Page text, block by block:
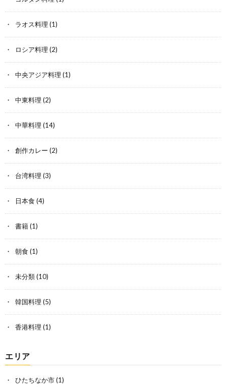
ラオス料理 (1)
ロシア料理 (2)
中央アジア料理 (1)
中東料理 (2)
中華料理 (14)
創作カレー (2)
台湾料理 (3)
日本食 (4)
書籍(1)
朝食 (1)
未分類(10)
韓国料理 (5)
香港料理 (1)
エリア
ひたちなか市(1)